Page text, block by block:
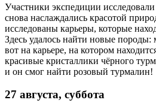
Участники экспедиции
снова наслаждались красотой
исследованы карьеры, которые
Здесь удалось найти новые
вот на карьере, на котором
красивые кристаллики чёрного
и он смог найти розовый турмалин!
27 августа, суббота